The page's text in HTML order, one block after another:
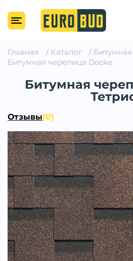
Главная / Каталог /
Битумная черепица Docke
Битумная
Отзывы(0)